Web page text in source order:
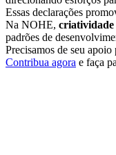
Essas declarações
Na NOHE, criatividade
padrões de
Precisamos de seu
Contribua agora e faça